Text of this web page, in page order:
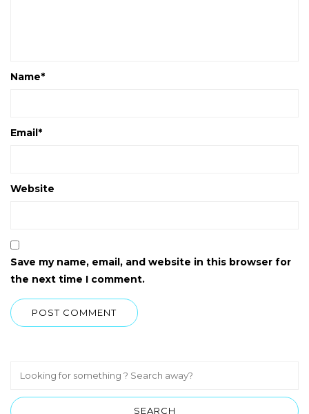
Name*
Email*
Website
Save my name, email, and website in this browser for
the next time I comment.